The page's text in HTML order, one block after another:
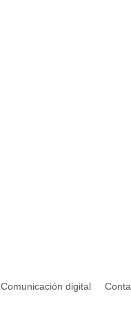
Comunicación digital